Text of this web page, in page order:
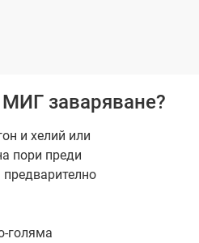
МИГ заваряване?
и хелий или
пори преди
голяма